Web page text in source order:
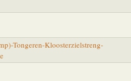
Tongeren-Kloosterzielstreng-